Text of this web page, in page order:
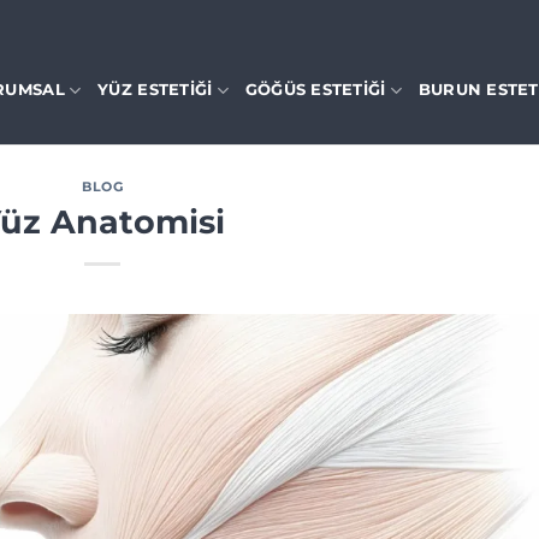
YÜZ ESTETIĞI GÖĞÜS ESTETIĞI BURUN
BLOG
Anatomisi